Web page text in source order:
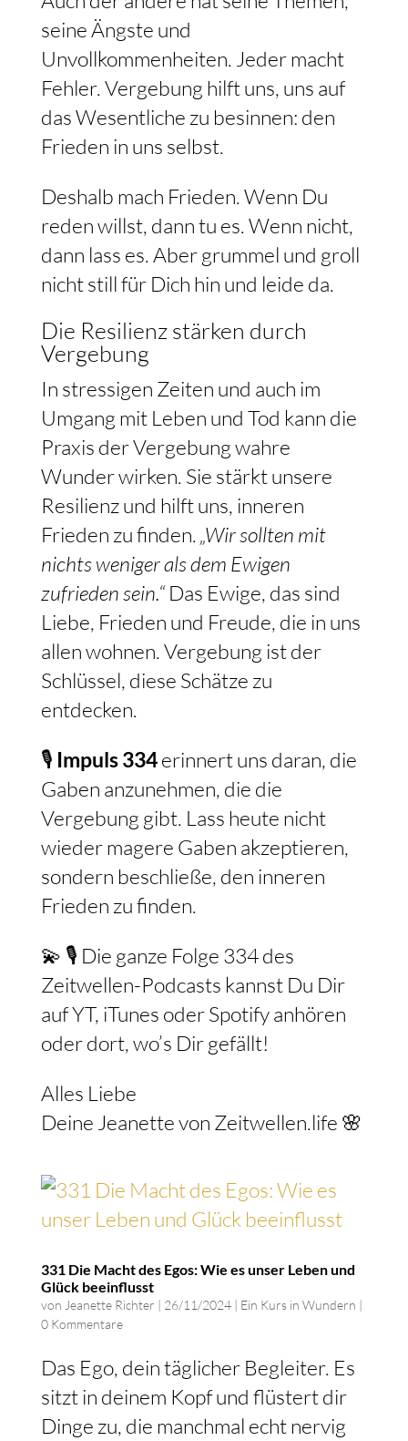
seine Ängste und
Unvollkommenheiten. Jeder macht
Fehler. Vergebung hilft uns, uns auf
das Wesentliche zu besinnen: den
Frieden in uns selbst.
Deshalb mach Frieden. Wenn Du
reden willst, dann tu es. Wenn nicht,
dann lass es. Aber grummel und groll
nicht still für Dich hin und leide da.
Die Resilienz stärken durch
Vergebung
In stressigen Zeiten und auch im
Umgang mit Leben und Tod kann die
Praxis der Vergebung wahre
Wunder wirken. Sie stärkt unsere
Resilienz und hilft uns, inneren
Frieden zu finden. „Wir sollten mit
nichts weniger als dem Ewigen
zufrieden sein.“Das Ewige, das sind
Liebe, Frieden und Freude, die in uns
allen wohnen. Vergebung ist der
Schlüssel, diese Schätze zu
entdecken.
🎙️ Impuls 334erinnert uns daran, die
Gaben anzunehmen, die die
Vergebung gibt. Lass heute nicht
wieder magere Gaben akzeptieren,
sondern beschließe, den inneren
Frieden zu finden.
💫 🎙️ Die ganze Folge 334 des
Zeitwellen-Podcasts kannst Du Dir
auf YT, iTunes oder Spotify anhören
oder dort, wo’s Dir gefällt!
Alles Liebe
Deine Jeanette von Zeitwellen.life 🌸
331 Die Macht des Egos: Wie es unser Leben und
Glück beeinflusst
von Jeanette Richter | 26/11/2024| Ein Kurs in Wundern |
0 Kommentare
Das Ego, dein täglicher Begleiter. Es
sitzt in deinem Kopf und flüstert dir
Dinge zu, die manchmal echt nervig